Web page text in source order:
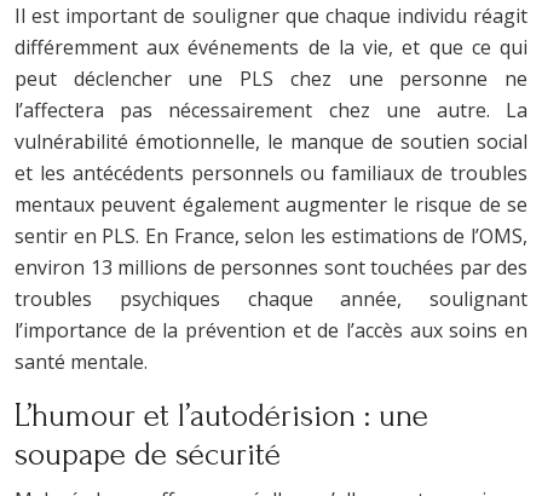
Il est important de souligner que chaque individu réagit
différemment aux événements de la vie, et que ce qui
peut déclencher une PLS chez une personne ne
l’affectera pas nécessairement chez une autre. La
vulnérabilité émotionnelle, le manque de soutien social
et les antécédents personnels ou familiaux de troubles
mentaux peuvent également augmenter le risque de se
sentir en PLS. En France, selon les estimations de l’OMS,
environ 13 millions de personnes sont touchées par des
troubles psychiques chaque année, soulignant
l’importance de la prévention et de l’accès aux soins en
santé mentale.
L’humour et l’autodérision : une
soupape de sécurité